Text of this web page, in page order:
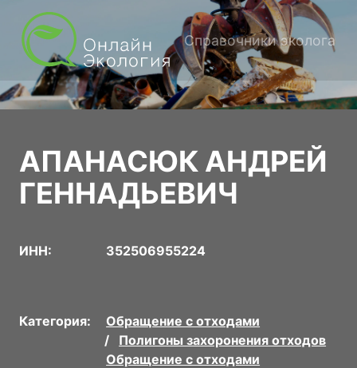
Справочники эколога
АПАНАСЮК АНДРЕЙ
ГЕННАДЬЕВИЧ
ИНН: 352506955224
Категория:
Обращение с отходами
Полигоны захоронения отходов
Обращение с отходами